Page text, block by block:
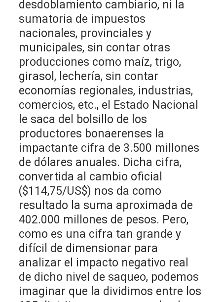
desdoblamiento cambiario, ni la
sumatoria de impuestos
nacionales, provinciales y
municipales, sin contar otras
producciones como maíz, trigo,
girasol, lechería, sin contar
economías regionales, industrias,
comercios, etc., el Estado Nacional
le saca del bolsillo de los
productores bonaerenses la
impactante cifra de 3.500 millones
de dólares anuales. Dicha cifra,
convertida al cambio oficial
($114,75/US$) nos da como
resultado la suma aproximada de
402.000 millones de pesos. Pero,
como es una cifra tan grande y
difícil de dimensionar para
analizar el impacto negativo real
de dicho nivel de saqueo, podemos
imaginar que la dividimos entre los